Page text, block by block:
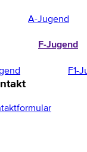
A-Jugend
F-Jugend
F1-